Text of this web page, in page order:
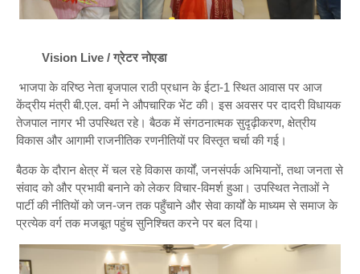
Vision Live / ग्रेटर नोएडा
भाजपा के वरिष्ठ नेता बृजपाल राठी प्रधान के ईटा-1 स्थित आवास पर आज
केंद्रीय मंत्री बी.एल. वर्मा ने औपचारिक भेंट की। इस अवसर पर दादरी विधायक
तेजपाल नागर भी उपस्थित रहे। बैठक में संगठनात्मक सुदृढ़ीकरण, क्षेत्रीय
विकास और आगामी राजनीतिक रणनीतियों पर विस्तृत चर्चा की गई।
बैठक के दौरान क्षेत्र में चल रहे विकास कार्यों, जनसंपर्क अभियानों, तथा जनता से
संवाद को और प्रभावी बनाने को लेकर विचार-विमर्श हुआ। उपस्थित नेताओं ने
पार्टी की नीतियों को जन-जन तक पहुँचाने और सेवा कार्यों के माध्यम से समाज के
प्रत्येक वर्ग तक मजबूत पहुंच सुनिश्चित करने पर बल दिया।